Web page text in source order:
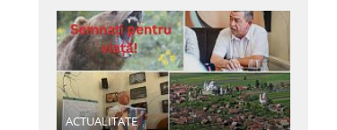
ACTUALITATE